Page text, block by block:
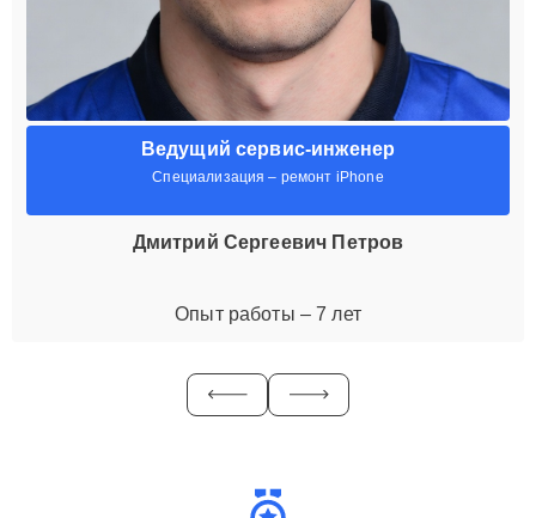
Ведущий сервис-инженер
Специализация – ремонт iPhone
Дмитрий Сергеевич Петров
Опыт работы – 7 лет